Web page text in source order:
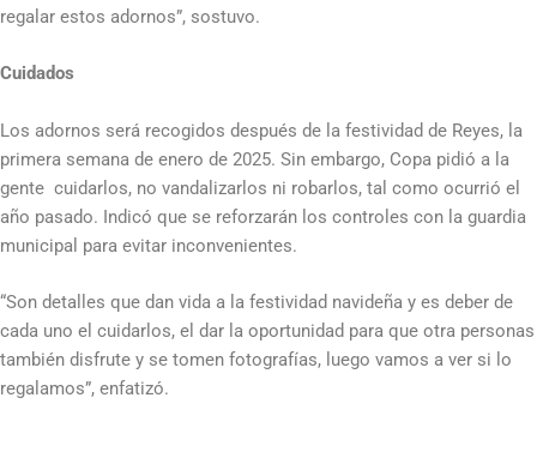
regalar estos adornos”, sostuvo.
Cuidados
Los adornos será recogidos después de la festividad de Reyes, la
primera semana de enero de 2025. Sin embargo, Copa pidió a la
gente cuidarlos, no vandalizarlos ni robarlos, tal como ocurrió el
año pasado. Indicó que se reforzarán los controles con la guardia
municipal para evitar inconvenientes.
“Son detalles que dan vida a la festividad navideña y es deber de
cada uno el cuidarlos, el dar la oportunidad para que otra personas
también disfrute y se tomen fotografías, luego vamos a ver si lo
regalamos”, enfatizó.